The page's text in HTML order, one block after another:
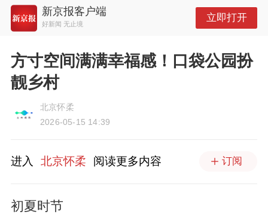
新京报客户端
好新闻 无止境
立即打开
方寸空间满满幸福感！口袋公园扮
靓乡村
北京怀柔
2026-05-15 14:39
进入 北京怀柔 阅读更多内容 订阅
初夏时节